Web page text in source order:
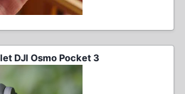
DJI Osmo Pocket 3